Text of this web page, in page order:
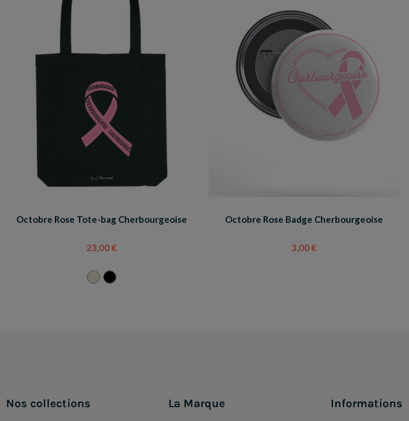
Octobre Rose Tote-bag Cherbourgeoise
23,00 €
Octobre Rose Badge Cherbourgeoise
3,00 €
Nos collections La Marque Informations